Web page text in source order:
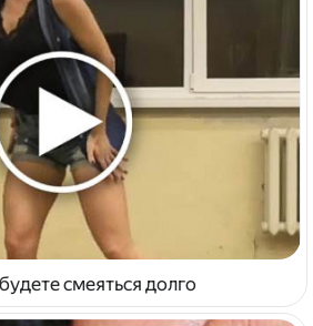
смеяться долго